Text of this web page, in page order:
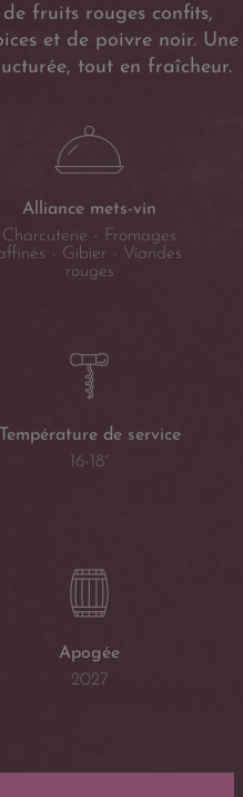
fruits rouges confits,
et de poivre noir. Une
tout en fraîcheur.
Alliance mets-vin
Charcuterie - Fromages
- Gibier - Viandes
rouges
Température de service
16-18°
Apogée
2027